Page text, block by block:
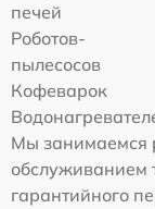
печей
Роботов-
пылесосов
Кофеварок
Мы занимаемся
обслуживанием
гарантийного